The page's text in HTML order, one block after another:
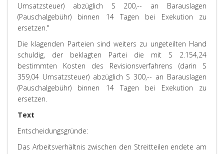
Umsatzsteuer) abzüglich S 200,-- an Barauslagen
(Pauschalgebühr) binnen 14 Tagen bei Exekution zu
ersetzen."
Die klagenden Parteien sind weiters zu ungeteilten Hand
schuldig, der beklagten Partei die mit S 2.154,24
bestimmten Kosten des Revisionsverfahrens (darin S
359,04 Umsatzsteuer) abzüglich S 300,-- an Barauslagen
(Pauschalgebühr) binnen 14 Tagen bei Exekution zu
ersetzen.
Text
Entscheidungsgründe:
Das Arbeitsverhältnis zwischen den Streitteilen endete am